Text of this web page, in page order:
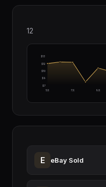
12
$7
$9
$10
$12
$13
5月 7月 9月
E eBay Sold